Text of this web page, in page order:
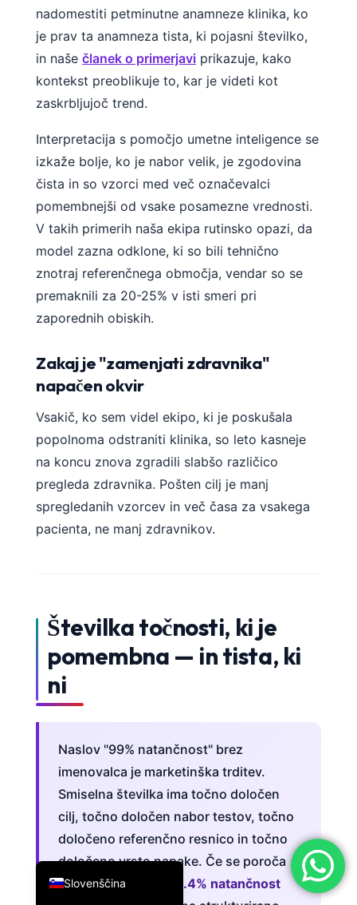
nadomestiti petminutne anamneze klinika, ko
je prav ta anamneza tista, ki pojasni številko,
in naše članek o primerjavi prikazuje, kako
kontekst preoblikuje to, kar je videti kot
zaskrbljujoč trend.
Interpretacija s pomočjo umetne inteligence se
izkaže bolje, ko je nabor velik, je zgodovina
čista in so vzorci med več označevalci
pomembnejši od vsake posamezne vrednosti.
V takih primerih naša ekipa rutinsko opazi, da
model zazna odklone, ki so bili tehnično
znotraj referenčnega območja, vendar so se
premaknili za 20-25% v isti smeri pri
zaporednih obiskih.
Zakaj je "zamenjati zdravnika"
napačen okvir
Vsakič, ko sem videl ekipo, ki je poskušala
popolnoma odstraniti klinika, so leto kasneje
na koncu znova zgradili slabšo različico
pregleda zdravnika. Pošten cilj je manj
spregledanih vzorcev in več časa za vsakega
pacienta, ne manj zdravnikov.
Številka točnosti, ki je
pomembna — in tista, ki
ni
Naslov "99% natančnost" brez
imenovalca je marketinška trditev.
Smiselna številka ima točno določen
cilj, točno določen nabor testov, točno
določeno referenčno resnico in točno
določeno vrsto napake. Če se poroča
odgovorno, naše
98.4% natančnost
Slovenščina
English
Deutsch
العربية
Français
עִבְרִית
Türkçe
فارسی
Български
Dansk
Nederlands
हिन्दी
Bahasa Indonesia
Հայերեն
Íslenska
Svenska
Bosanski
Azərbaycan dili
Eesti
Čeština
ქართული
Lietuvių kalba
Polski
한국어
Magyar